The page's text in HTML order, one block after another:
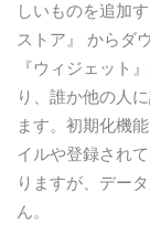
しいものを追加
ストア』 からダ
『ウィジェット
り、誰か他の人
ます。初期化機
イルや登録され
りますが、デー
ん。